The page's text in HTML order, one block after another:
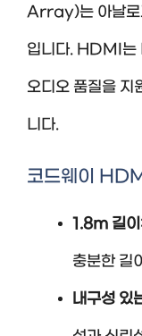
Array)는 아날로
입니다. HDMI는
오디오 품질을 지
니다.
코드웨이
1.8m 길
충분한 길
내구성 있